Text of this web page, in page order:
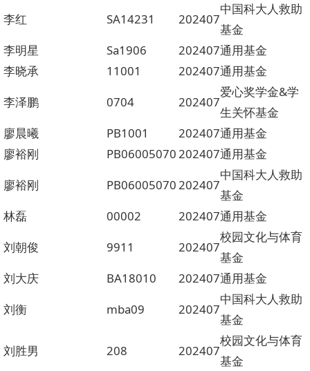
李红
SA14231 202407
中国科大人救助
基金
李明星
Sa1906 202407通用基金
李晓承
11001 202407通用基金
李泽鹏
0704 202407
爱心奖学金&学
生关怀基金
廖晨曦
PB1001 202407通用基金
廖裕刚
PB06005070202407通用基金
廖裕刚
PB06005070202407
中国科大人救助
基金
林磊
00002 202407通用基金
刘朝俊
9911 202407
校园文化与体育
基金
刘大庆
BA18010 202407通用基金
刘衡
mba09 202407
中国科大人救助
基金
刘胜男
208 202407
校园文化与体育
基金